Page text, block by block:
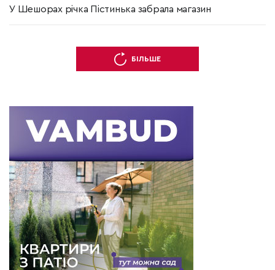
У Шешорах річка Пістинька забрала магазин
БІЛЬШЕ